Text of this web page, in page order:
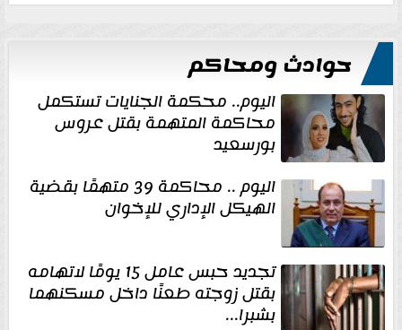
حوادث ومحاكم
اليوم.. محكمة الجنايات تستكمل
محاكمة المتهمة بقتل عروس
بورسعيد
اليوم .. محاكمة 39 متهمًا بقضية
الهيكل الإداري للإخوان
تجديد حبس عامل 15 يومًا لاتهامه
بقتل زوجته طعنًا داخل مسكنهما
بشبرا...